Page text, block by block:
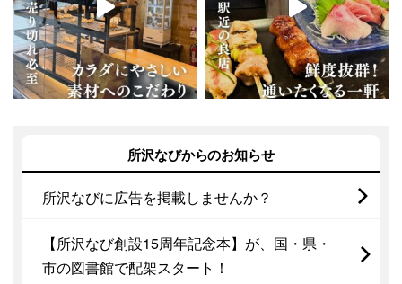
所沢なびからのお知らせ
所沢なびに広告を掲載しませんか？
【所沢なび創設15周年記念本】が、国・県・
市の図書館で配架スタート！